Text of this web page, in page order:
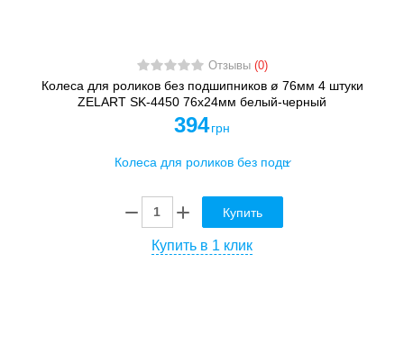
Отзывы (0)
Колеса для роликов без подшипников ø 76мм 4 штуки
ZELART SK-4450 76х24мм белый-черный
394 грн
Купить
Купить в 1 клик